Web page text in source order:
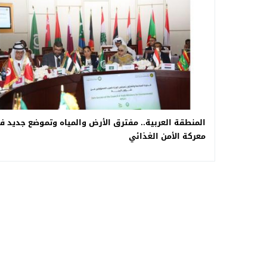
المنطقة العربية.. مفترق الأرض والمياه وتموضع جديد
معركة الأمن الغذائي